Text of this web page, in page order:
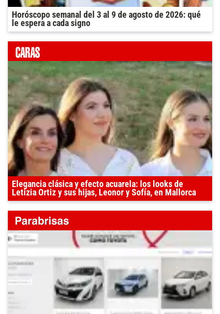
Horóscopo semanal del 3 al 9 de agosto de 2026: qué
le espera a cada signo
Elegancia clásica y efecto acuarela: los looks de
Letizia Ortiz y sus hijas, Leonor y Sofía, en Mallorca